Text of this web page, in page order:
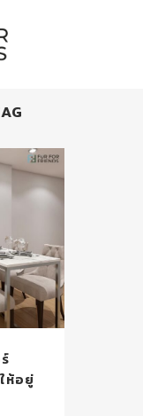
ห้อยู่